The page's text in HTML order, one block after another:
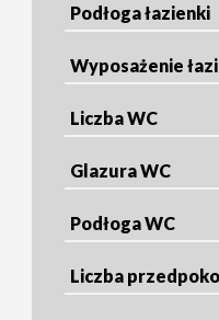
Podłoga łazienki
Wyposażenie
Liczba WC
Glazura WC
Podłoga WC
Liczba